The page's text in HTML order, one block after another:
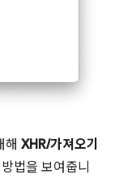
해 XHR/가져오기
법을 보여줍니